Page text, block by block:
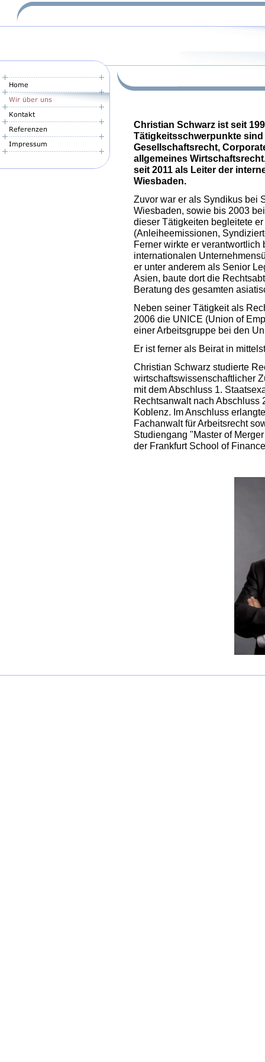
Christian Schwarz ist seit
Tätigkeitsschwerpunkte
Gesellschaftsrecht,
allgemeines
seit 2011 als Leiter der
Wiesbaden.
Zuvor war er als Syndikus bei
Wiesbaden, sowie bis 2003
dieser Tätigkeiten begleitete
(Anleiheemissionen,
Ferner wirkte er
internationalen
er unter anderem als Senior
Asien, baute dort die
Beratung des gesamten
Neben seiner Tätigkeit als
2006 die UNICE (Union of
einer Arbeitsgruppe bei den
Er ist ferner als Beirat in
Christian Schwarz studierte
wirtschaftswissenschaftlicher
mit dem Abschluss 1.
Rechtsanwalt nach Abschluss
Koblenz. Im Anschluss
Fachanwalt für Arbeitsrecht
Studiengang "Master of
der Frankfurt School of